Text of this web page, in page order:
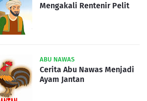
Mengakali Rentenir Pelit
ABU NAWAS
Cerita Abu Nawas Menjadi
Ayam Jantan